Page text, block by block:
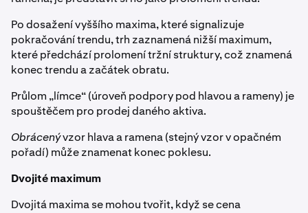
Po dosažení vyššího maxima, které signalizuje
pokračování trendu, trh zaznamená nižší maximum,
které předchází prolomení tržní struktury, což znamená
konec trendu a začátek obratu.
Průlom „límce“ (úroveň podpory pod hlavou a rameny) je
spouštěčem pro prodej daného aktiva.
Obrácenývzor hlava a ramena (stejný vzor v opačném
pořadí) může znamenat konec poklesu.
Dvojité maximum
Dvojitá maxima se mohou tvořit, když se cena